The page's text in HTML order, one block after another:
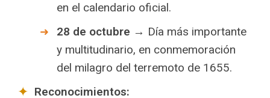
en el calendario oficial.
28 de octubre → Día más importante
y multitudinario, en conmemoración
del milagro del terremoto de 1655.
Reconocimientos: